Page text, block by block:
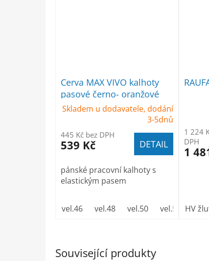
Související produkty
Cerva MAX VIVO kalhoty
pasové černo- oranžové
Skladem u dodavatele, dodání
3-5dnů
445 Kč bez DPH
539 Kč DETAIL
pánské pracovní kalhoty s
elastickým pasem
vel.46 vel.48 vel.50 vel.52
1 224
DPH
1
HV